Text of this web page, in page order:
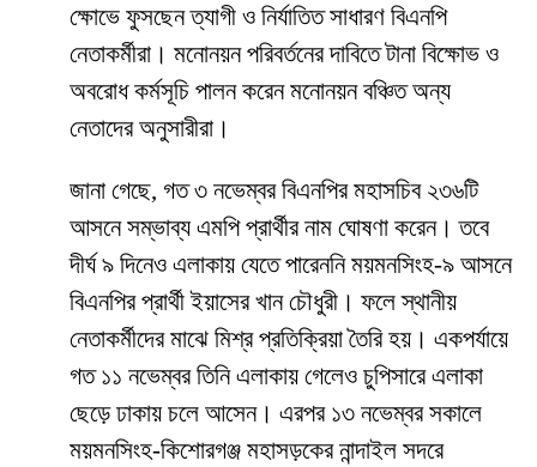
ক্ষোভে ফুসছেন ত্যাগী ও নির্যাতিত সাধারণ বিএনপি
নেতাকর্মীরা। মনোনয়ন পরিবর্তনের দাবিতে টানা বিক্ষোভ ও
অবরোধ কর্মসূচি পালন করেন মনোনয়ন বঞ্চিত অন্য
নেতাদের অনুসারীরা।
জানা গেছে, গত ৩ নভেম্বর বিএনপির মহাসচিব ২৩৬টি
আসনে সম্ভাব্য এমপি প্রার্থীর নাম ঘোষণা করেন। তবে
দীর্ঘ ৯ দিনেও এলাকায় যেতে পারেননি ময়মনসিংহ-৯ আসনে
বিএনপির প্রার্থী ইয়াসের খান চৌধুরী। ফলে স্থানীয়
নেতাকর্মীদের মাঝে মিশ্র প্রতিক্রিয়া তৈরি হয়। একপর্যায়ে
গত ১১ নভেম্বর তিনি এলাকায় গেলেও চুপিসারে এলাকা
ছেড়ে ঢাকায় চলে আসেন। এরপর ১৩ নভেম্বর সকালে
ময়মনসিংহ-কিশোরগঞ্জ মহাসড়কের নান্দাইল সদরে